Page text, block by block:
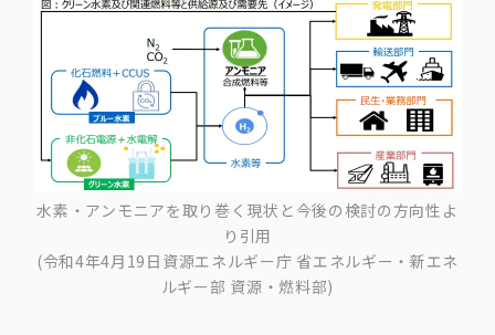
水素・アンモニアを取り巻く現状と今後の検討の方向性よ
り引用
(令和4年4月19日資源エネルギー庁 省エネルギー・新エネ
ルギー部 資源・燃料部)